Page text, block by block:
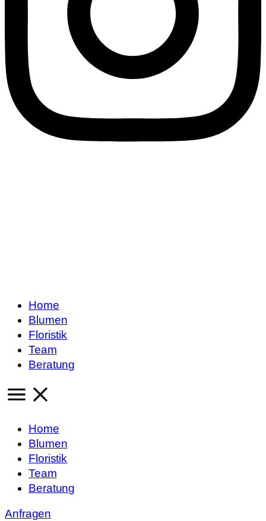
Home
Blumen
Floristik
Team
Beratung
Home
Blumen
Floristik
Team
Beratung
Anfragen